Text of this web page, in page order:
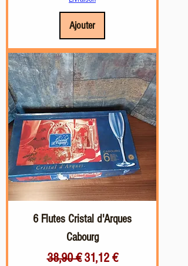
Ajouter
6 Flutes Cristal d'Arques
Cabourg
Prix original
38,90 € Prix promotionnel
31,12 €